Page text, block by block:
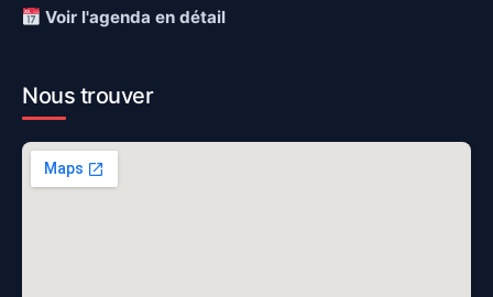
Voir l'agenda en détail
Nous trouver